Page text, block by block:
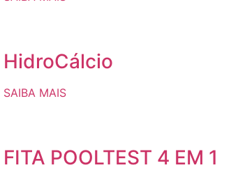
HidroCálcio
SAIBA MAIS
FITA POOLTEST 4 EM 1